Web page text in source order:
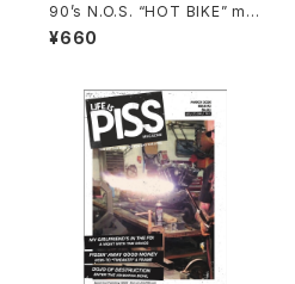
90’s N.O.S. “HOT BIKE” ma
gazine #27-08(Aug.’95 iss
ue)
¥660